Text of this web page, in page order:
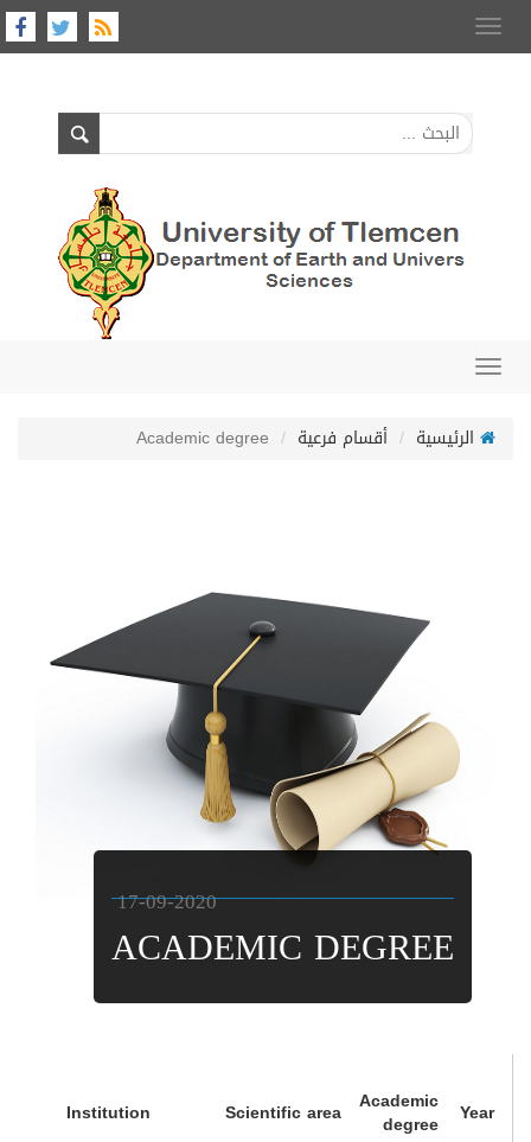
Toggle
navigation
Toggle
الرئيسية
أقسام فرعية Academic degree
17-09-2020
ACADEMIC DEGREE
Year
Academic
degree
Scientificarea
Institution